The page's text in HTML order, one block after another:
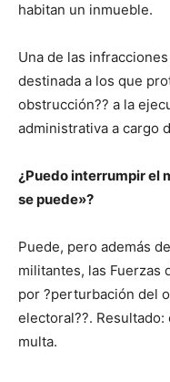
habitan un inmueble.
Una de las
destinada a los que
obstrucción?? a la
administrativa a cargo
¿Puedo interrumpir el
se puede»?
Puede, pero además
militantes, las Fuerzas
por ?perturbación del
electoral??.
multa.